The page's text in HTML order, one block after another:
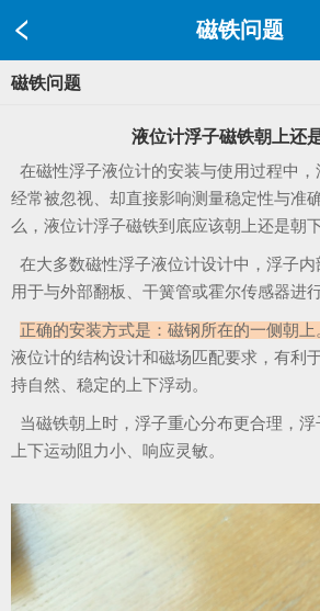
磁铁问题
磁铁问题
液位计浮子磁铁朝上还
在磁性浮子液位计的安装与使用过程中
经常被忽视、却直接影响测量稳定性与准
么，液位计浮子磁铁到底应该朝上还是朝
在大多数磁性浮子液位计设计中，浮子内
用于与外部翻板、干簧管或霍尔传感器进
正确的安装方式是：磁钢所在的一侧朝上
液位计的结构设计和磁场匹配要求，有利
持自然、稳定的上下浮动。
当磁铁朝上时，浮子重心分布更合理，浮
上下运动阻力小、响应灵敏。